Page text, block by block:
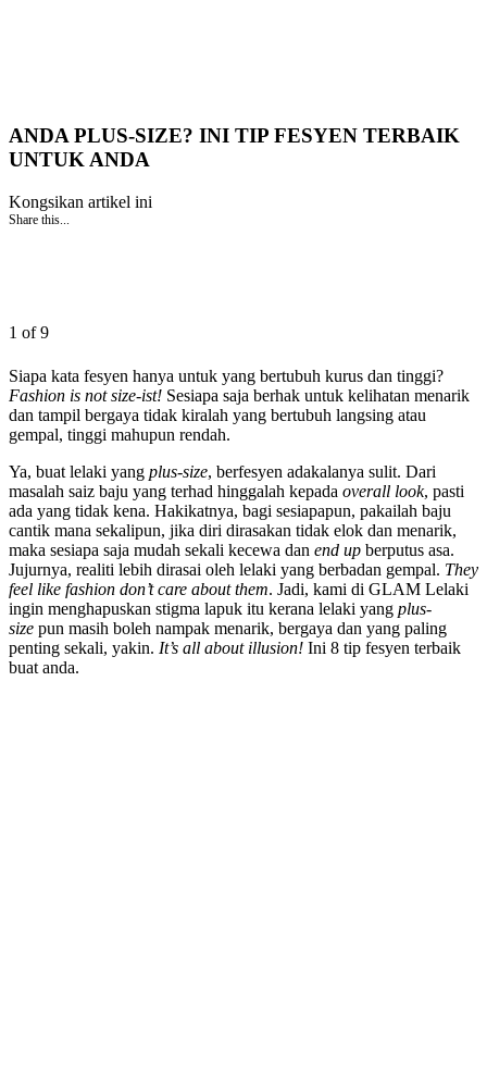
ANDA PLUS-SIZE? INI TIP FESYEN TERBAIK
UNTUK ANDA
Kongsikan artikel ini
Share this...
1 of 9
Siapa kata fesyen hanya untuk yang bertubuh kurus dan tinggi?
Fashion is not size-ist! Sesiapa saja berhak untuk kelihatan menarik
dan tampil bergaya tidak kiralah yang bertubuh langsing atau
gempal, tinggi mahupun rendah.
Ya, buat lelaki yang plus-size, berfesyen adakalanya sulit. Dari
masalah saiz baju yang terhad hinggalah kepada overall look, pasti
ada yang tidak kena. Hakikatnya, bagi sesiapapun, pakailah baju
cantik mana sekalipun, jika diri dirasakan tidak elok dan menarik,
maka sesiapa saja mudah sekali kecewa dan end up berputus asa.
Jujurnya, realiti lebih dirasai oleh lelaki yang berbadan gempal. They
feel like fashion don’t care about them. Jadi, kami di GLAM Lelaki
ingin menghapuskan stigma lapuk itu kerana lelaki yang plus-
size pun masih boleh nampak menarik, bergaya dan yang paling
penting sekali, yakin. It’s all about illusion! Ini 8 tip fesyen terbaik
buat anda.